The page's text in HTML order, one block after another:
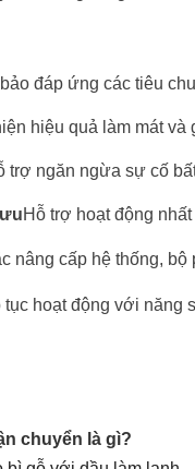
đáp ứng các tiêu
hiệu quả làm mát và
trợ ngăn ngừa sự cố
Hỗ trợ hoạt động
nâng cấp hệ thống,
hoạt động với năng
chuyển là gì?